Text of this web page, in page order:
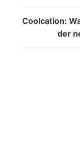
Coolcation:
der